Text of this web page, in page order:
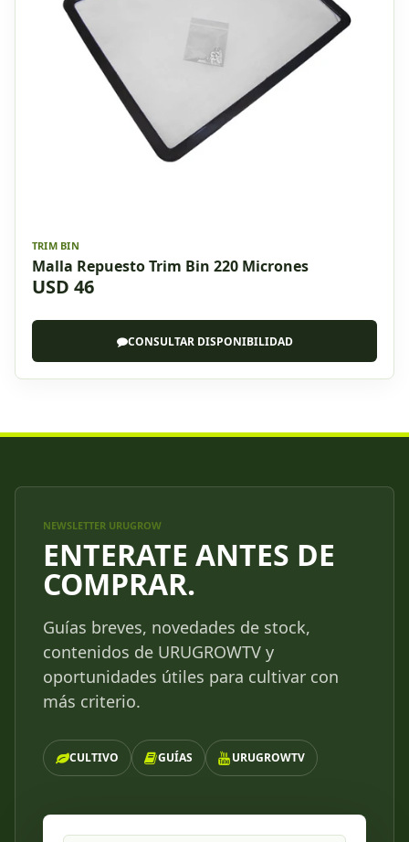
TRIM BIN
Malla Repuesto Trim Bin 220 Micrones
USD 46
CONSULTAR DISPONIBILIDAD
NEWSLETTER URUGROW
ENTERATE ANTES DE
COMPRAR.
Guías breves, novedades de stock,
contenidos de URUGROWTV y
oportunidades útiles para cultivar con
más criterio.
CULTIVO GUÍAS URUGROWTV